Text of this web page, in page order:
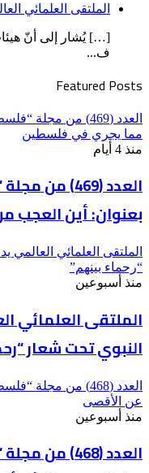
الملتقى العلمائي
[…] يُشار إلى أنّ
ف...
Featured Posts
العدد (469) من
مما يجري في فلسطين
منذ 4 أيام
العدد (469)
بعنوان: أين
الملتقى العلمائي العالمي
“رحماء بينهم”
منذ أسبوعين
الملتقى العلمائي
النبوي تحت شعار
العدد (468) من
عن الأقصى
منذ أسبوعين
العدد (468)